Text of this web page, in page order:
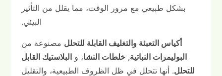
بشكل طبيعي مع مرور الوقت، مما يقلل من التأثير
البيئي.
أكياس التعبئة والتغليف القابلة للتحلل مصنوعة من
البوليمرات النباتية,خلطات النشا، والبلاستيك القابل
للتحلل. أنها تتحلل في ظل الظروف الطبيعية، والتقليل